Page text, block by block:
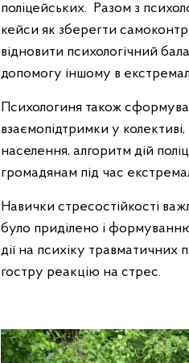
поліцейських. Разом з
кейси як зберегти
відновити психологічний
допомогу іншому в
Психологиня також
взаємопідтримки у
населення, алгоритм дій
громадянам під час
Навички стресостійкості
було приділено і формуванню
дії на психіку травматичних
гостру реакцію на стрес.